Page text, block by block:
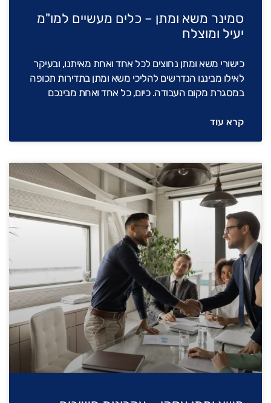
סמינר משא ומתן – כלים מעשיים למו"מ
יעיל ומוצלח
כישורי משא ומתן נחוצים לכל אחד ואחת מאיתנו, ובעיקר
לאילו מביננו הנדרשים להליכי משא ומתן בתדירות תכופה
במסגרת מקום העבודה. כיום, כל אחד ואחת מבינכם
קרא עוד